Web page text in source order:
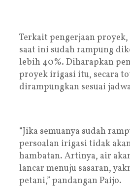
Terkait pengerjaan
saat ini sudah rampung
lebih 40%. Diharapkan
proyek irigasi itu, secara
dirampungkan sesuai
“Jika semuanya sudah
persoalan irigasi tidak
hambatan. Artinya, air
lancar menuju sasaran,
petani,” pandangan Paijo.